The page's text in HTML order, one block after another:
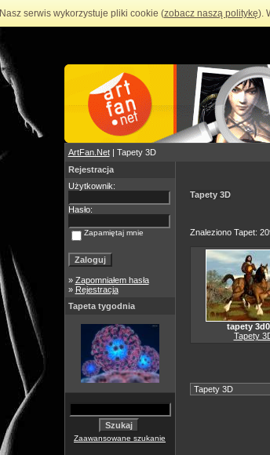
Nasz serwis wykorzystuje pliki cookie (zobacz naszą politykę).
ArtFan.Net| Tapety 3D
Rejestracja
Użytkownik:
Hasło:
Zapamiętaj mnie
» Zapomniałem hasła
» Rejestracja
Tapeta tygodnia
Zaawansowane szukanie
Tapety 3D
Znaleziono Tapet:
tapety
Tapety